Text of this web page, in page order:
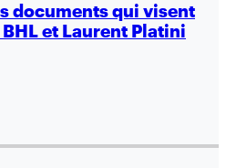
documents qui visent
et Laurent Platini